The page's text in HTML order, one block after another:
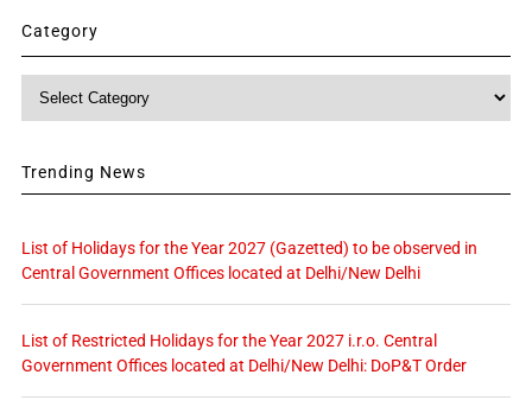
Category
Trending News
List of Holidays for the Year 2027 (Gazetted) to be observed in
Central Government Offices located at Delhi/New Delhi
List of Restricted Holidays for the Year 2027 i.r.o. Central
Government Offices located at Delhi/New Delhi: DoP&T Order